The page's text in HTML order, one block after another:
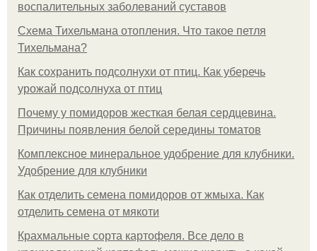
воспалительных заболеваний суставов
Схема Тихельмана отопления. Что такое петля
Тихельмана?
Как сохранить подсолнухи от птиц. Как уберечь
урожай подсолнуха от птиц
Почему у помидоров жесткая белая сердцевина.
Причины появления белой середины томатов
Комплексное минеральное удобрение для клубники.
Удобрение для клубники
Как отделить семена помидоров от жмыха. Как
отделить семена от мякоти
Крахмальные сорта картофеля. Все дело в